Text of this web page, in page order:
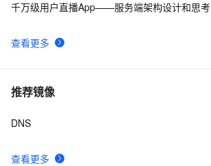
查看更多
千万级用户直播App——服务端架构设计和思考
推荐镜像
查看更多
DNS